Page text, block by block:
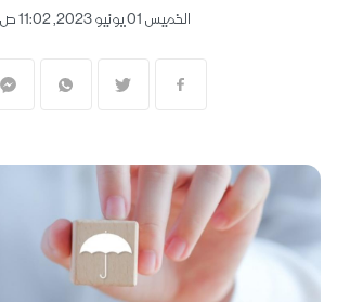
الخميس 01 يونيو 2023, 11:02 ص